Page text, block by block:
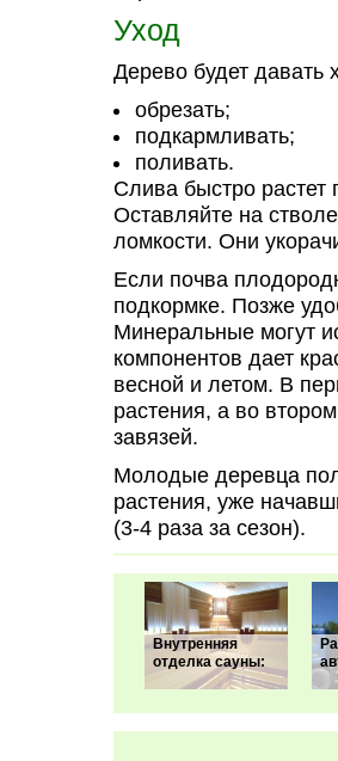
Уход
Дерево будет давать
обрезать;
подкармливать;
поливать.
Слива быстро
Оставляйте на
ломкости. Они
Если почва
подкормке. Позже
Минеральные могут
компонентов дает
весной и летом. В
растения, а во
завязей.
Молодые деревца
растения, уже
(3-4 раза за сезон).
Внутренняя
отделка сауны: